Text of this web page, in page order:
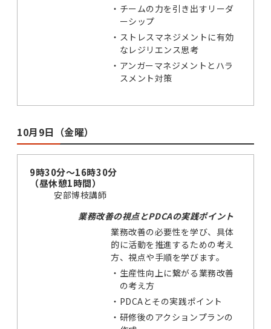
・ チームの力を引き出すリーダ
ーシップ
・ ストレスマネジメントに有効
なレジリエンス思考
・ アンガーマネジメントとハラ
スメント対策
10月9日（金曜）
9時30分～16時30分
（昼休憩1時間）
安部博枝講師
業務改善の視点とPDCAの実践ポイント
業務改善の必要性を学び、具体
的に活動を推進するための考え
方、視点や手順を学びます。
・ 生産性向上に繋がる業務改善
の考え方
・ PDCAとその実践ポイント
・ 研修後のアクションプランの